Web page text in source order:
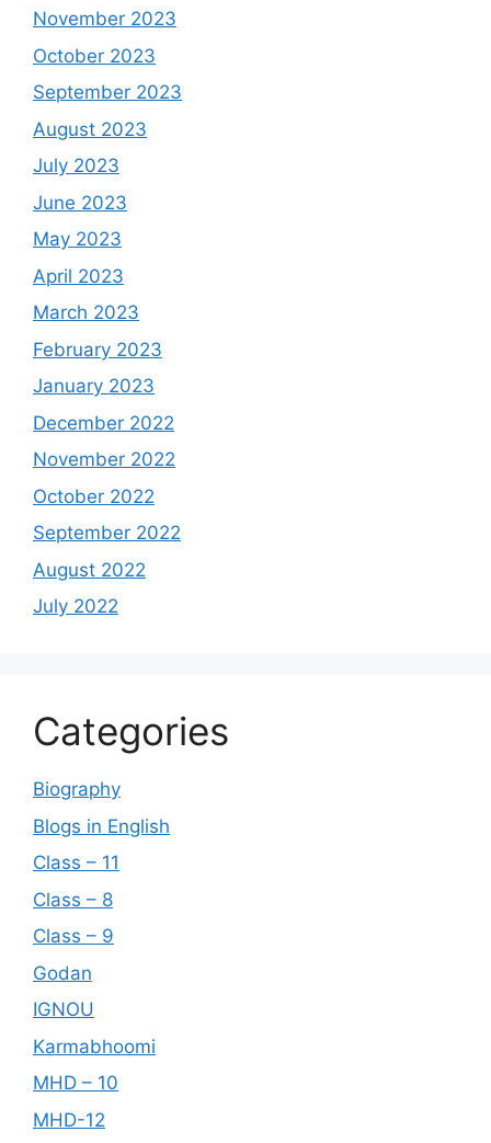
November 2023
October 2023
September 2023
August 2023
July 2023
June 2023
May 2023
April 2023
March 2023
February 2023
January 2023
December 2022
November 2022
October 2022
September 2022
August 2022
July 2022
Categories
Biography
Blogs in English
Class – 11
Class – 8
Class – 9
Godan
IGNOU
Karmabhoomi
MHD – 10
MHD-12